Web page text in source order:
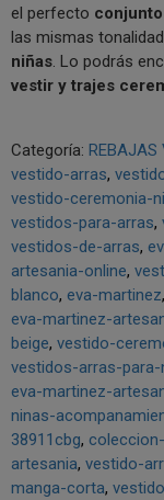
el perfecto
las mismas
niñas . Lo podrás
vestir y trajes
Categoría: REBAJAS
vestido-arras
vestido-ceremonia-
vestidos-para-arras
vestidos-de-arras
artesania-online
blanco eva-martinez
eva-martinez-
beige vestido-
vestidos-arras-para-
eva-martinez-
ninas-
38911cbg
artesania vestido-
manga-corta